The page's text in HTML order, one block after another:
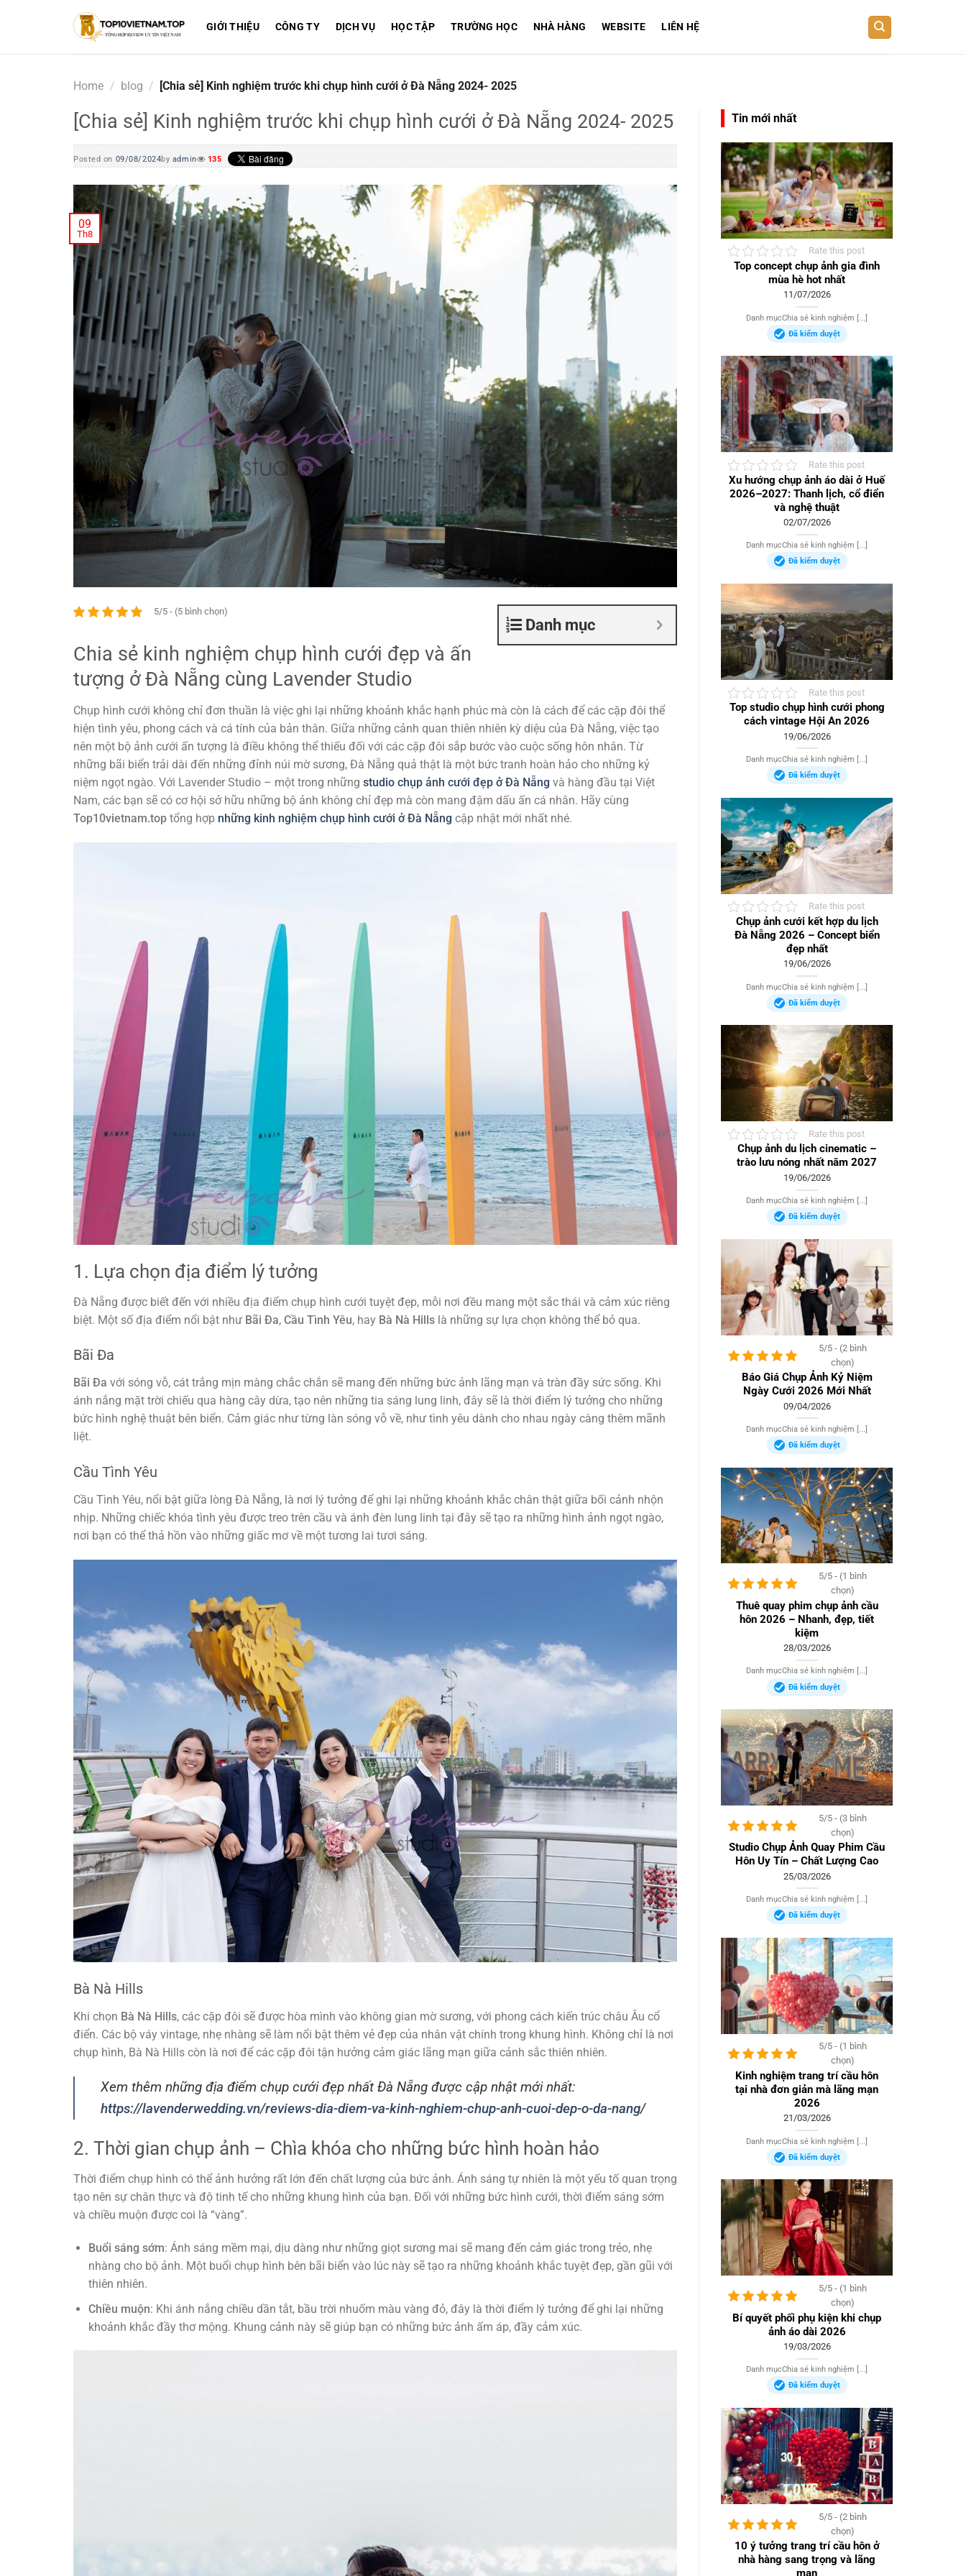
GIỚI THIỆU CÔNG TY DỊCH VỤ HỌC TẬP TRƯỜNG HỌC NHÀ HÀNG WEBSITE LIÊN HỆ
Home / blog / [Chia sẻ] Kinh nghiệm trước khi chụp hình cưới ở Đà Nẵng 2024- 2025
[Chia sẻ] Kinh nghiệm trước khi chụp hình cưới ở Đà Nẵng 2024- 2025
Posted on 09/08/2024by admin 135
09
Th8
Danh mục
5/5 - (5 bình chọn)
Chia sẻ kinh nghiệm chụp hình cưới đẹp và ấn
tượng ở Đà Nẵng cùng Lavender Studio
Chụp hình cưới không chỉ đơn thuần là việc ghi lại những khoảnh khắc hạnh phúc mà còn là cách để các cặp đôi thể
hiện tình yêu, phong cách và cá tính của bản thân. Giữa những cảnh quan thiên nhiên kỳ diệu của Đà Nẵng, việc tạo
nên một bộ ảnh cưới ấn tượng là điều không thể thiếu đối với các cặp đôi sắp bước vào cuộc sống hôn nhân. Từ
những bãi biển trải dài đến những đỉnh núi mờ sương, Đà Nẵng quả thật là một bức tranh hoàn hảo cho những kỷ
niệm ngọt ngào. Với Lavender Studio – một trong những studio chụp ảnh cưới đẹp ở Đà Nẵng và hàng đầu tại Việt
Nam, các bạn sẽ có cơ hội sở hữu những bộ ảnh không chỉ đẹp mà còn mang đậm dấu ấn cá nhân. Hãy cùng
Top10vietnam.top tổng hợp những kinh nghiệm chụp hình cưới ở Đà Nẵng cập nhật mới nhất nhé.
1. Lựa chọn địa điểm lý tưởng
Đà Nẵng được biết đến với nhiều địa điểm chụp hình cưới tuyệt đẹp, mỗi nơi đều mang một sắc thái và cảm xúc riêng
biệt. Một số địa điểm nổi bật như Bãi Đa, Cầu Tình Yêu, hay Bà Nà Hills là những sự lựa chọn không thể bỏ qua.
Bãi Đa
Bãi Đa với sóng vỗ, cát trắng mịn màng chắc chắn sẽ mang đến những bức ảnh lãng mạn và tràn đầy sức sống. Khi
ánh nắng mặt trời chiếu qua hàng cây dừa, tạo nên những tia sáng lung linh, đây sẽ là thời điểm lý tưởng cho những
bức hình nghệ thuật bên biển. Cảm giác như từng làn sóng vỗ về, như tình yêu dành cho nhau ngày càng thêm mãnh
liệt.
Cầu Tình Yêu
Cầu Tình Yêu, nổi bật giữa lòng Đà Nẵng, là nơi lý tưởng để ghi lại những khoảnh khắc chân thật giữa bối cảnh nhộn
nhịp. Những chiếc khóa tình yêu được treo trên cầu và ánh đèn lung linh tại đây sẽ tạo ra những hình ảnh ngọt ngào,
nơi bạn có thể thả hồn vào những giấc mơ về một tương lai tươi sáng.
Bà Nà Hills
Khi chọn Bà Nà Hills, các cặp đôi sẽ được hòa mình vào không gian mờ sương, với phong cách kiến trúc châu Âu cổ
điển. Các bộ váy vintage, nhẹ nhàng sẽ làm nổi bật thêm vẻ đẹp của nhân vật chính trong khung hình. Không chỉ là nơi
chụp hình, Bà Nà Hills còn là nơi để các cặp đôi tận hưởng cảm giác lãng mạn giữa cảnh sắc thiên nhiên.
Xem thêm những địa điểm chụp cưới đẹp nhất Đà Nẵng được cập nhật mới nhất:
https://lavenderwedding.vn/reviews-dia-diem-va-kinh-nghiem-chup-anh-cuoi-dep-o-da-nang/
2. Thời gian chụp ảnh – Chìa khóa cho những bức hình hoàn hảo
Thời điểm chụp hình có thể ảnh hưởng rất lớn đến chất lượng của bức ảnh. Ánh sáng tự nhiên là một yếu tố quan trọng
tạo nên sự chân thực và độ tinh tế cho những khung hình của bạn. Đối với những bức hình cưới, thời điểm sáng sớm
và chiều muộn được coi là “vàng”.
Buổi sáng sớm: Ánh sáng mềm mại, dịu dàng như những giọt sương mai sẽ mang đến cảm giác trong trẻo, nhẹ
nhàng cho bộ ảnh. Một buổi chụp hình bên bãi biển vào lúc này sẽ tạo ra những khoảnh khắc tuyệt đẹp, gần gũi với
thiên nhiên.
Chiều muộn: Khi ánh nắng chiều dần tắt, bầu trời nhuốm màu vàng đỏ, đây là thời điểm lý tưởng để ghi lại những
khoảnh khắc đầy thơ mộng. Khung cảnh này sẽ giúp bạn có những bức ảnh ấm áp, đầy cảm xúc.
Tin mới nhất
Rate this post
Top concept chụp ảnh gia đình
mùa hè hot nhất
11/07/2026
Danh mụcChia sẻ kinh nghiệm [...]
Đã kiểm duyệt
Rate this post
Xu hướng chụp ảnh áo dài ở Huế
2026–2027: Thanh lịch, cổ điển
và nghệ thuật
02/07/2026
Danh mụcChia sẻ kinh nghiệm [...]
Đã kiểm duyệt
Rate this post
Top studio chụp hình cưới phong
cách vintage Hội An 2026
19/06/2026
Danh mụcChia sẻ kinh nghiệm [...]
Đã kiểm duyệt
Rate this post
Chụp ảnh cưới kết hợp du lịch
Đà Nẵng 2026 – Concept biển
đẹp nhất
19/06/2026
Danh mụcChia sẻ kinh nghiệm [...]
Đã kiểm duyệt
Rate this post
Chụp ảnh du lịch cinematic –
trào lưu nóng nhất năm 2027
19/06/2026
Danh mụcChia sẻ kinh nghiệm [...]
Đã kiểm duyệt
5/5 - (2 bình
chọn)
Báo Giá Chụp Ảnh Kỷ Niệm
Ngày Cưới 2026 Mới Nhất
09/04/2026
Danh mụcChia sẻ kinh nghiệm [...]
Đã kiểm duyệt
5/5 - (1 bình
chọn)
Thuê quay phim chụp ảnh cầu
hôn 2026 – Nhanh, đẹp, tiết
kiệm
28/03/2026
Danh mụcChia sẻ kinh nghiệm [...]
Đã kiểm duyệt
5/5 - (3 bình
chọn)
Studio Chụp Ảnh Quay Phim Cầu
Hôn Uy Tín – Chất Lượng Cao
25/03/2026
Danh mụcChia sẻ kinh nghiệm [...]
Đã kiểm duyệt
5/5 - (1 bình
chọn)
Kinh nghiệm trang trí cầu hôn
tại nhà đơn giản mà lãng mạn
2026
21/03/2026
Danh mụcChia sẻ kinh nghiệm [...]
Đã kiểm duyệt
5/5 - (1 bình
chọn)
Bí quyết phối phụ kiện khi chụp
ảnh áo dài 2026
19/03/2026
Danh mụcChia sẻ kinh nghiệm [...]
Đã kiểm duyệt
5/5 - (2 bình
chọn)
10 ý tưởng trang trí cầu hôn ở
nhà hàng sang trọng và lãng
mạn